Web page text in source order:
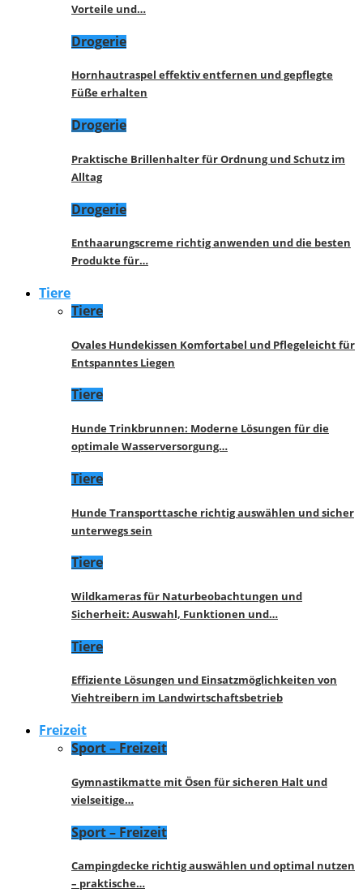
Vorteile und…
Drogerie
Hornhautraspel effektiv entfernen und gepflegte
Füße erhalten
Drogerie
Praktische Brillenhalter für Ordnung und Schutz im
Alltag
Drogerie
Enthaarungscreme richtig anwenden und die besten
Produkte für…
Tiere
Tiere
Ovales Hundekissen Komfortabel und Pflegeleicht für
Entspanntes Liegen
Tiere
Hunde Trinkbrunnen: Moderne Lösungen für die
optimale Wasserversorgung…
Tiere
Hunde Transporttasche richtig auswählen und sicher
unterwegs sein
Tiere
Wildkameras für Naturbeobachtungen und
Sicherheit: Auswahl, Funktionen und…
Tiere
Effiziente Lösungen und Einsatzmöglichkeiten von
Viehtreibern im Landwirtschaftsbetrieb
Freizeit
Sport – Freizeit
Gymnastikmatte mit Ösen für sicheren Halt und
vielseitige…
Sport – Freizeit
Campingdecke richtig auswählen und optimal nutzen
– praktische…